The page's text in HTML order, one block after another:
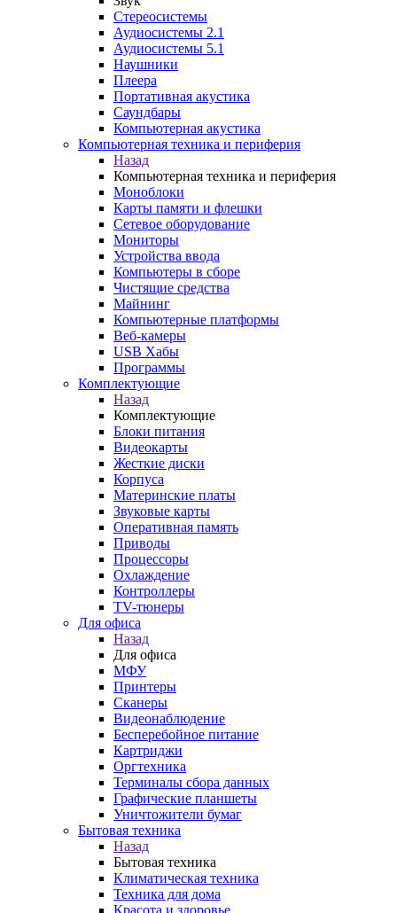
Стереосистемы
Аудиосистемы 2.1
Аудиосистемы 5.1
Наушники
Плеера
Портативная акустика
Саундбары
Компьютерная акустика
Компьютерная техника и периферия
Назад
Компьютерная техника и периферия
Моноблоки
Карты памяти и флешки
Сетевое оборудование
Мониторы
Устройства ввода
Компьютеры в сборе
Чистящие средства
Майнинг
Компьютерные платформы
Веб-камеры
USB Хабы
Программы
Комплектующие
Назад
Комплектующие
Блоки питания
Видеокарты
Жесткие диски
Корпуса
Материнские платы
Звуковые карты
Оперативная память
Приводы
Процессоры
Охлаждение
Контроллеры
TV-тюнеры
Для офиса
Назад
Для офиса
МФУ
Принтеры
Сканеры
Видеонаблюдение
Бесперебойное питание
Картриджи
Оргтехника
Терминалы сбора данных
Графические планшеты
Уничтожители бумаг
Бытовая техника
Назад
Бытовая техника
Климатическая техника
Техника для дома
Красота и здоровье